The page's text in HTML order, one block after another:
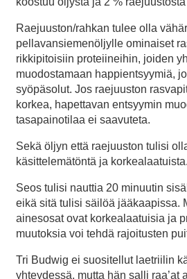
Raejuuston/rahkan tulee olla
pellavansiemenöljylle ominaiset
rikkipitoisiin proteiineihin, joiden
muodostamaan happientsyymiä,
syöpäsolut. Jos raejuuston
korkea, hapettavan entsyymin
tasapainotilaa ei saavuteta.
Sekä öljyn että raejuuston tulisi
käsittelemätöntä ja korkealaatuista.
Seos tulisi nauttia 20 minuutin
eikä sitä tulisi säilöä jääkaapissa.
ainesosat ovat korkealaatuisia ja
muutoksia voi tehdä rajoitusten
Tri Budwig ei suositellut laetriilin
yhteydessä, mutta hän salli raa’at